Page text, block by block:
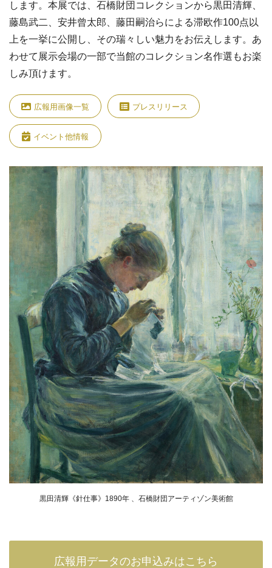
します。本展では、石橋財団コレクションから黒田清輝、
藤島武二、安井曾太郎、藤田嗣治らによる滞欧作100点以
上を一挙に公開し、その瑞々しい魅力をお伝えします。あ
わせて展示会場の一部で当館のコレクション名作選もお楽
しみ頂けます。
広報用画像一覧 プレスリリース
イベント他情報
黒田清輝《針仕事》1890年 、石橋財団アーティゾン美術館
広報用データのお申込みはこちら